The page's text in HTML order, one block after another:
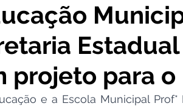
Agricultura e Produção Comunidade
Campanhas Datas Comemorativas
projeto para o
e a Escola Municipal Prof*